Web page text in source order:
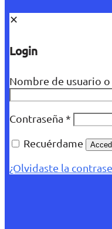
✕
Login
Nombre de usuario
Contraseña *
Recuérdame
¿Olvidaste la